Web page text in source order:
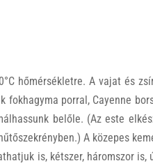
hőmérsékletre. A vajat és
fokhagyma porral, Cayenne
belőle. (Az este
A közepes
is, kétszer, háromszor is,